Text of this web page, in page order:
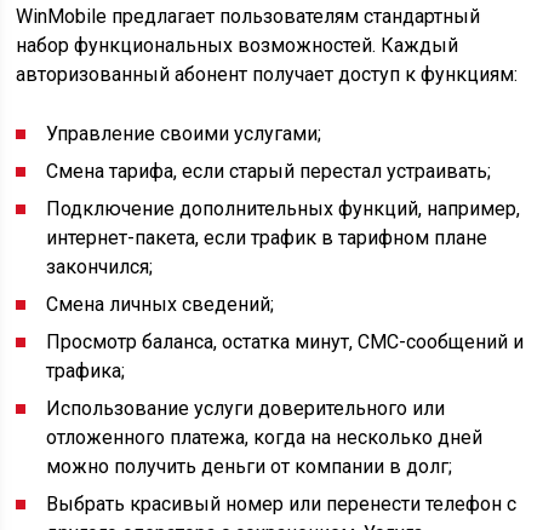
WinMobile предлагает пользователям стандартный
набор функциональных возможностей. Каждый
авторизованный абонент получает доступ к функциям:
Управление своими услугами;
Смена тарифа, если старый перестал устраивать;
Подключение дополнительных функций, например,
интернет-пакета, если трафик в тарифном плане
закончился;
Смена личных сведений;
Просмотр баланса, остатка минут, СМС-сообщений и
трафика;
Использование услуги доверительного или
отложенного платежа, когда на несколько дней
можно получить деньги от компании в долг;
Выбрать красивый номер или перенести телефон с